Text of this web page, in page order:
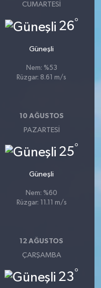
CUMARTESI
26°
Güneşli
Nem: %53
Rüzgar: 8.61 m/s
10 AĞUSTOS
PAZARTESI
25°
Güneşli
Nem: %60
Rüzgar: 11.11 m/s
12 AĞUSTOS
ÇARŞAMBA
23°